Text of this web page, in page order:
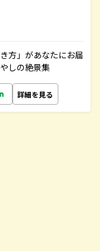
方」があなたにお届
しの絶景集
詳細を見る